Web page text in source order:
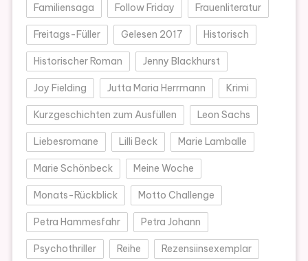
Familiensaga Follow Friday Frauenliteratur
Freitags-Füller Gelesen 2017 Historisch
Historischer Roman Jenny Blackhurst
Joy Fielding Jutta Maria Herrmann Krimi
Kurzgeschichten zum Ausfüllen Leon Sachs
Liebesromane Lilli Beck Marie Lamballe
Marie Schönbeck Meine Woche
Monats-Rückblick Motto Challenge
Petra Hammesfahr Petra Johann
Psychothriller Reihe Rezensiinsexemplar